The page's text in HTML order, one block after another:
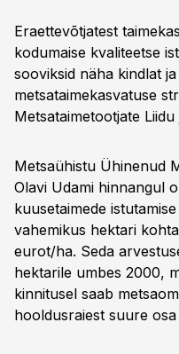
Eraettevõtjatest
kodumaise kvaliteetse
sooviksid näha kindlat
metsataimekasvatuse
Metsataimetootjate
Metsaühistu Ühinenud
Olavi Udami hinnangul
kuusetaimede
vahemikus hektari
eurot/ha. Seda
hektarile umbes 2000,
kinnitusel saab
hooldusraiest suure